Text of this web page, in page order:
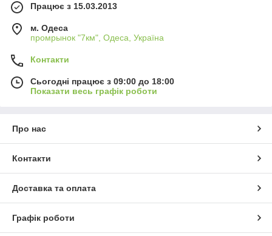
Працює з 15.03.2013
м. Одеса
промрынок "7км", Одеса, Україна
Контакти
Сьогодні працює з 09:00 до 18:00
Показати весь графік роботи
Про нас
Контакти
Доставка та оплата
Графік роботи